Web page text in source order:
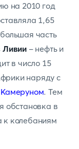
на 2010 год
1,65
часть
Ливии - нефть и
в число 15
наряду с
Камеруном. Тем
обстановка в
к колебаниям